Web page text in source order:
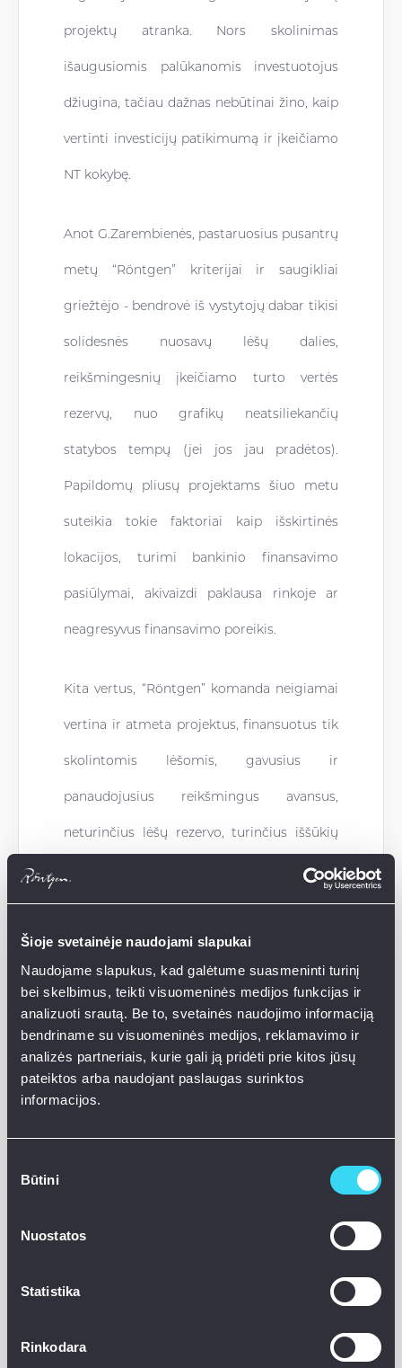
Šioje svetainėje naudojami slapukai
Naudojame slapukus, kad galėtume suasmeninti turinį
bei skelbimus, teikti visuomeninės medijos funkcijas ir
analizuoti srautą. Be to, svetainės naudojimo informaciją
bendriname su visuomeninės medijos, reklamavimo ir
analizės partneriais, kurie gali ją pridėti prie kitos jūsų
pateiktos arba naudojant paslaugas surinktos
informacijos.
pasirinkimas
Būtini
Nuostatos
Statistika
Rinkodara
projektų atranka. Nors skolinimas
išaugusiomis palūkanomis investuotojus
džiugina, tačiau dažnas nebūtinai žino, kaip
vertinti investicijų patikimumą ir įkeičiamo
NT kokybę.
Anot G.Zarembienės, pastaruosius pusantrų
metų “Röntgen” kriterijai ir saugikliai
griežtėjo - bendrovė iš vystytojų dabar tikisi
solidesnės nuosavų lėšų dalies,
reikšmingesnių įkeičiamo turto vertės
rezervų, nuo grafikų neatsiliekančių
statybos tempų (jei jos jau pradėtos).
Papildomų pliusų projektams šiuo metu
suteikia tokie faktoriai kaip išskirtinės
lokacijos, turimi bankinio finansavimo
pasiūlymai, akivaizdi paklausa rinkoje ar
neagresyvus finansavimo poreikis.
Kita vertus, “Röntgen” komanda neigiamai
vertina ir atmeta projektus, finansuotus tik
skolintomis lėšomis, gavusius ir
panaudojusius reikšmingus avansus,
neturinčius lėšų rezervo, turinčius iššūkių
su statybų dokumentacija ar juo labiau
teisminių ginčų, turinčius skolų tiekėjams
ar neproporcingai didelių mokėtinų sumų
ir pan.
"Taip pat atliekame vadinamąjį stress-
testingą, t.y. vertiname scenarijus, kiek
turėtų sumažėti pardavimo kaina, kad
užstato vertės pardavimo atveju pilnai
užtektų pilnam paskolos ir palūkanų
į pristatymus investuotojams, ypač tuose
projektuose, kurių statybos darbai yra
Nenorėčiau kompetencijų ir analitinių